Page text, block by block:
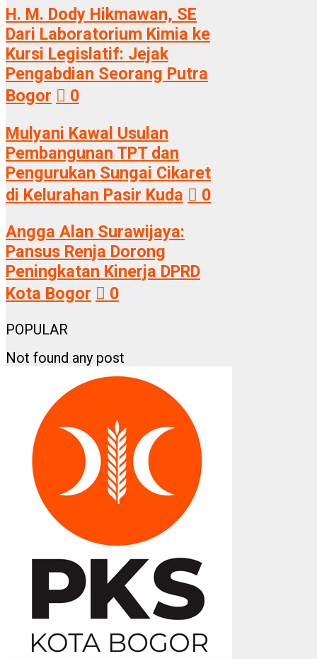
H. M. Dody Hikmawan, SE
Dari Laboratorium Kimia ke
Kursi Legislatif: Jejak
Pengabdian Seorang Putra
Bogor
0
Mulyani Kawal Usulan
Pembangunan TPT dan
Pengurukan Sungai Cikaret
di Kelurahan Pasir Kuda
0
Angga Alan Surawijaya:
Pansus Renja Dorong
Peningkatan Kinerja DPRD
Kota Bogor
0
POPULAR
Not found any post